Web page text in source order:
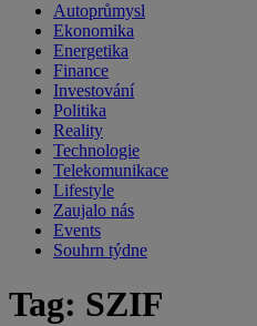
Autoprůmysl
Ekonomika
Energetika
Finance
Investování
Politika
Reality
Technologie
Telekomunikace
Lifestyle
Zaujalo nás
Events
Souhrn týdne
Tag: SZIF